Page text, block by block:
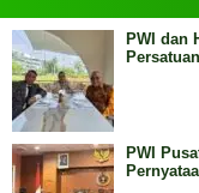
PWI dan
PWI